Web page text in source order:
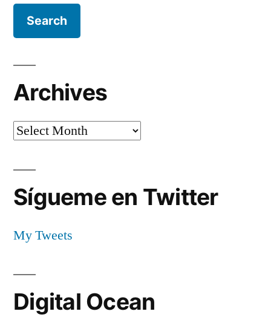
Archives
Archives
Sígueme en Twitter
My Tweets
Digital Ocean